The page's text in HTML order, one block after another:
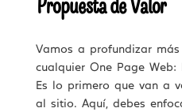
Vamos a profundizar
cualquier One Page
Es lo primero que van a
al sitio. Aquí, debes